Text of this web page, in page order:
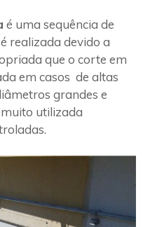
é uma sequência de
realizada devido a
que o corte em
em casos de altas
grandes e
utilizada